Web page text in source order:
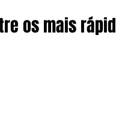
os mais